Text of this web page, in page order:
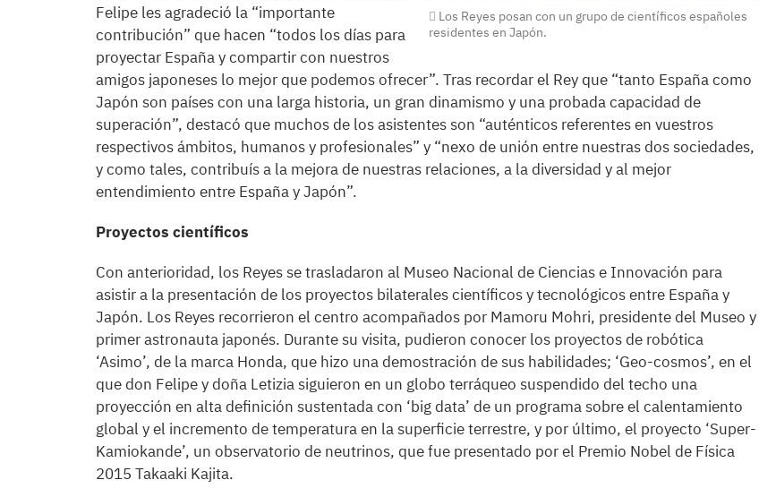
Los Reyes posan con un grupo de científicos españoles
residentes en Japón.
Felipe les agradeció la “importante
contribución” que hacen “todos los días para
proyectar España y compartir con nuestros
amigos japoneses lo mejor que podemos ofrecer”. Tras recordar el Rey que “tanto España como
Japón son países con una larga historia, un gran dinamismo y una probada capacidad de
superación”, destacó que muchos de los asistentes son “auténticos referentes en vuestros
respectivos ámbitos, humanos y profesionales” y “nexo de unión entre nuestras dos sociedades,
y como tales, contribuís a la mejora de nuestras relaciones, a la diversidad y al mejor
entendimiento entre España y Japón”.
Proyectos científicos
Con anterioridad, los Reyes se trasladaron al Museo Nacional de Ciencias e Innovación para
asistir a la presentación de los proyectos bilaterales científicos y tecnológicos entre España y
Japón. Los Reyes recorrieron el centro acompañados por Mamoru Mohri, presidente del Museo y
primer astronauta japonés. Durante su visita, pudieron conocer los proyectos de robótica
‘Asimo’, de la marca Honda, que hizo una demostración de sus habilidades; ‘Geo-cosmos’, en el
que don Felipe y doña Letizia siguieron en un globo terráqueo suspendido del techo una
proyección en alta definición sustentada con ‘big data’ de un programa sobre el calentamiento
global y el incremento de temperatura en la superficie terrestre, y por último, el proyecto ‘Super-
Kamiokande’, un observatorio de neutrinos, que fue presentado por el Premio Nobel de Física
2015 Takaaki Kajita.